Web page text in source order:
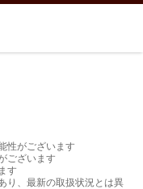
性がございます
ございます
す
り、最新の取扱状況とは異